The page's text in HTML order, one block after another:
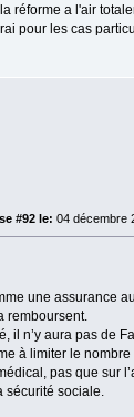
réforme a l'air
pour les cas
#92 le: 04 décembre
une assurance
remboursent.
il n’y aura pas de
à limiter le
pas que sur
sécurité sociale.